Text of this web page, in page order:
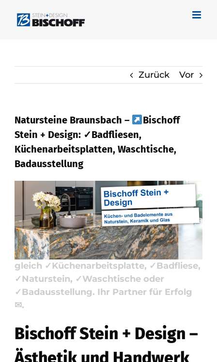
Inhalt
Zurück Vor
Natursteine Braunsbach –
Bischoff
Stein + Design: ✓Badfliesen,
Küchenarbeitsplatten, Waschtische,
Badausstellung
Erfahren Sie mehr über Naturstein in
Braunsbach bei
Bischoff Stein + Design
und ✓Badfliese, Küchenarbeitsplatte,
Waschtische, Badausstellung. Bischoff
Stein + Design, Ihr Steinmetz &
Natursteinbauer in 74542 Braunsbach –
gleich ✓Küchenarbeitsplatte, ✓Badfliese,
✓Naturstein, ✓Waschtische oder
✓Badausstellung. Ihr Partner für Erfolg
✉.
Bischoff Stein + Design –
Ästhetik und Handwerk